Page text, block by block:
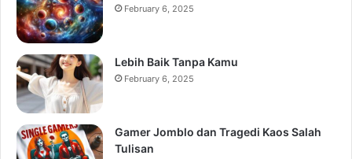
February 6, 2025
Lebih Baik Tanpa Kamu
February 6, 2025
Gamer Jomblo dan Tragedi Kaos Salah
Tulisan